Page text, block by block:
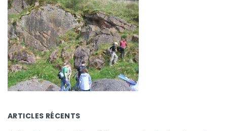
ARTICLES RÉCENTS